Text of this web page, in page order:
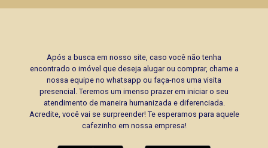
Após a busca em nosso site, caso você não tenha
encontrado o imóvel que deseja alugar ou comprar, chame a
nossa equipe no whatsapp ou faça-nos uma visita
presencial. Teremos um imenso prazer em iniciar o seu
atendimento de maneira humanizada e diferenciada.
Acredite, você vai se surpreender! Te esperamos para aquele
cafezinho em nossa empresa!